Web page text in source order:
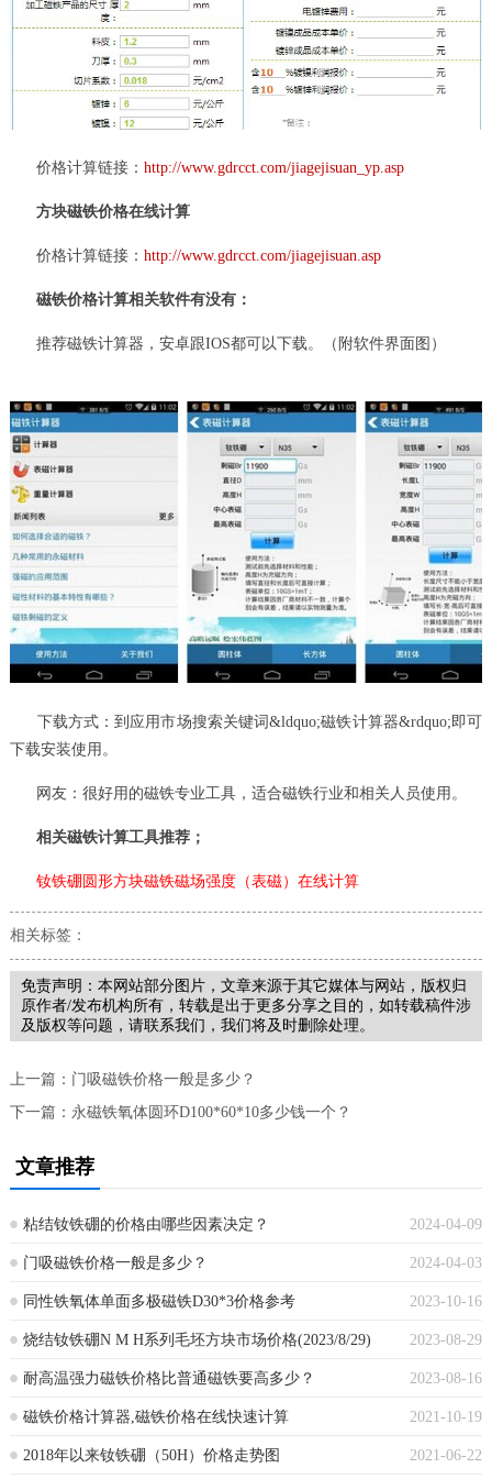
价格计算链接： http://www.gdrcct.com/jiagejisuan_yp.asp
方块磁铁价格在线计算
价格计算链接： http://www.gdrcct.com/jiagejisuan.asp
磁铁价格计算相关软件有没有：
推荐磁铁计算器，安卓跟IOS都可以下载。（附软件界面图）
下载方式：到应用市场搜索关键词&ldquo;磁铁计算器&rdquo;即可
下载安装使用。
网友：很好用的磁铁专业工具，适合磁铁行业和相关人员使用。
相关磁铁计算工具推荐；
钕铁硼圆形方块磁铁磁场强度（表磁）在线计算
相关标签：
免责声明：本网站部分图片，文章来源于其它媒体与网站，版权归
原作者/发布机构所有，转载是出于更多分享之目的，如转载稿件涉
及版权等问题，请联系我们，我们将及时删除处理。
上一篇： 门吸磁铁价格一般是多少？
下一篇： 永磁铁氧体圆环D100*60*10多少钱一个？
文章推荐
2024-04-09
粘结钕铁硼的价格由哪些因素决定？
2024-04-03
门吸磁铁价格一般是多少？
2023-10-16
同性铁氧体单面多极磁铁D30*3价格参考
2023-08-29
烧结钕铁硼N M H系列毛坯方块市场价格(2023/8/29)
2023-08-16
耐高温强力磁铁价格比普通磁铁要高多少？
2021-10-19
磁铁价格计算器,磁铁价格在线快速计算
2021-06-22
2018年以来钕铁硼（50H）价格走势图